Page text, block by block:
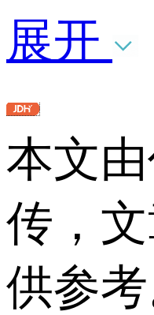
展开
本文
传，
供参考